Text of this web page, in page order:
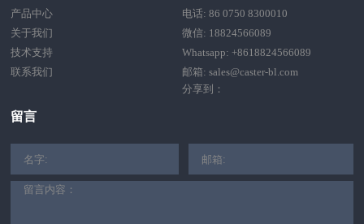
产品中心
关于我们
技术支持
联系我们
电话: 86 0750 8300010
微信: 18824566089
Whatsapp: +8618824566089
邮箱: sales@caster-bl.com
分享到：
留言